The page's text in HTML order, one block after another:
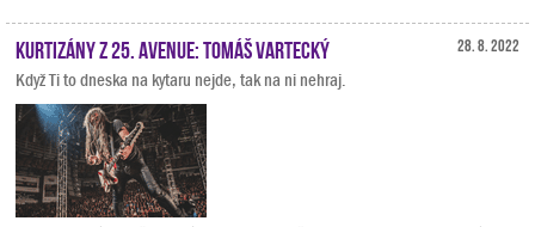
28. 8. 2022
Kurtizány z 25. Avenue: Tomáš Vartecký
Když Ti to dneska na kytaru nejde, tak na ni nehraj.